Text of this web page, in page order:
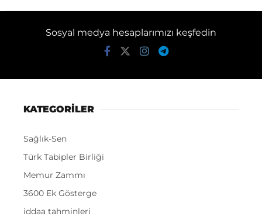
Sosyal medya hesaplarımızı keşfedin
KATEGORİLER
Sağlık-Sen
Türk Tabipler Birliği
Memur Zammı
3600 Ek Gösterge
iddaa tahminleri